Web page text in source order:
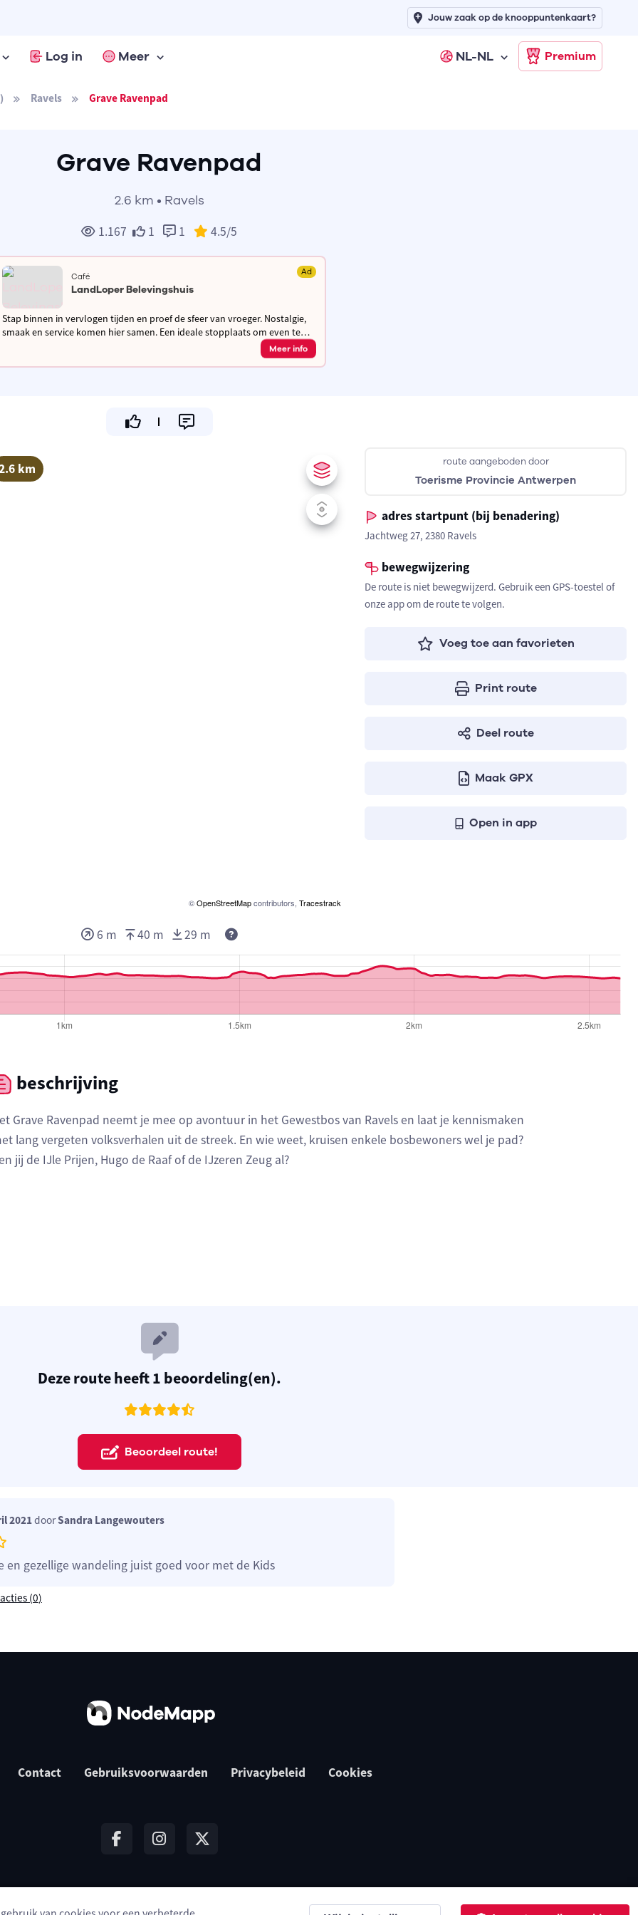
Log in Meer NL-NL Premium
Jouw zaak op de knooppuntenkaart?
Ravels Grave Ravenpad
Grave Ravenpad
2.6 km • Ravels
1.167 1 1 4.5/5
Café Ad
LandLoper Belevingshuis
Stap binnen in vervlogen tijden en proef de sfeer van vroeger. Nostalgie,
smaak en service komen hier samen. Een ideale stopplaats om even te
Meer info
km
©OpenStreetMapcontributors, Tracestrack
route aangeboden door
Toerisme Provincie Antwerpen
adres startpunt (bij benadering)
Jachtweg 27, 2380 Ravels
bewegwijzering
De route is niet bewegwijzerd. Gebruik een GPS-toestel of
onze app om de route te volgen.
Voeg toe aan favorieten
Print route
Deel route
Maak GPX
Open in app
6 m 40 m 29 m Deze waarden geven respectievelijk het aantal te stijgen meters, het
beschrijving
Grave Ravenpad neemt je mee op avontuur in het Gewestbos van Ravels en laat je kennismaken
lang vergeten volksverhalen uit de streek. En wie weet, kruisen enkele bosbewoners wel je pad?
jij de IJle Prijen, Hugo de Raaf of de IJzeren Zeug al?
Deze route heeft 1 beoordeling(en).
Beoordeel route!
2021doorSandra Langewouters
en gezellige wandeling juist goed voor met de Kids
(0)
Contact Gebruiksvoorwaarden Privacybeleid Cookies